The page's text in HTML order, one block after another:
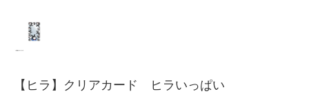
【ヒラ】クリアカード ヒラいっぱい